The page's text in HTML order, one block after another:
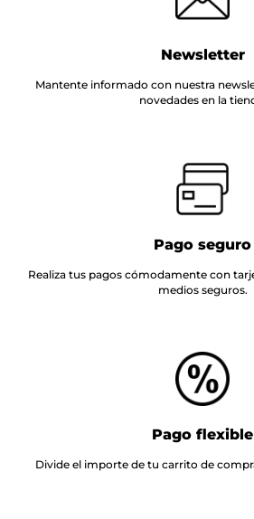
Newsletter
Mantente informado con nuestra
novedades en la
Pago seguro
Realiza tus pagos cómodamente con
medios seguros.
Pago flexible
Divide el importe de tu carrito de